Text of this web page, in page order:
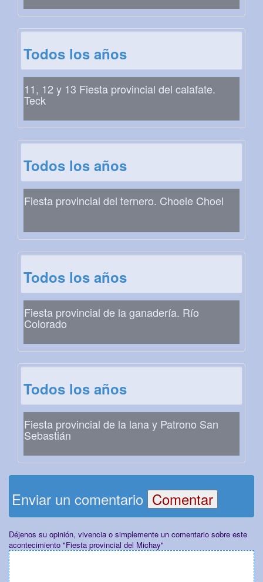
Todos los años
11, 12 y 13 Fiesta provincial del calafate.
Teck
Todos los años
Fiesta provincial del ternero. Choele Choel
Todos los años
Fiesta provincial de la ganadería. Río
Colorado
Todos los años
Fiesta provincial de la lana y Patrono San
Sebastián
Enviar un comentario
Déjenos su opinión, vivencia o simplemente un comentario sobre este
acontecimiento "Fiesta provincial del Michay"